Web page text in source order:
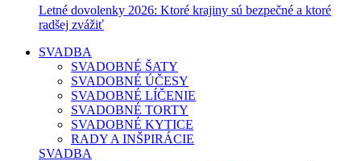
Letné dovolenky 2026: Ktoré krajiny sú bezpečné a ktoré
radšej zvážiť
SVADBA
SVADOBNÉ ŠATY
SVADOBNÉ ÚČESY
SVADOBNÉ LÍČENIE
SVADOBNÉ TORTY
SVADOBNÉ KYTICE
RADY A INŠPIRÁCIE
SVADBA